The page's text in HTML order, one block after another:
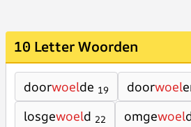
10 Letter Woorden
doorwoelde 19 doorwoel
losgewoeld 22 omgewoel